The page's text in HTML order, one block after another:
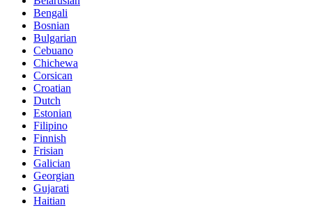
Bengali
Bosnian
Bulgarian
Cebuano
Chichewa
Corsican
Croatian
Dutch
Estonian
Filipino
Finnish
Frisian
Galician
Georgian
Gujarati
Haitian